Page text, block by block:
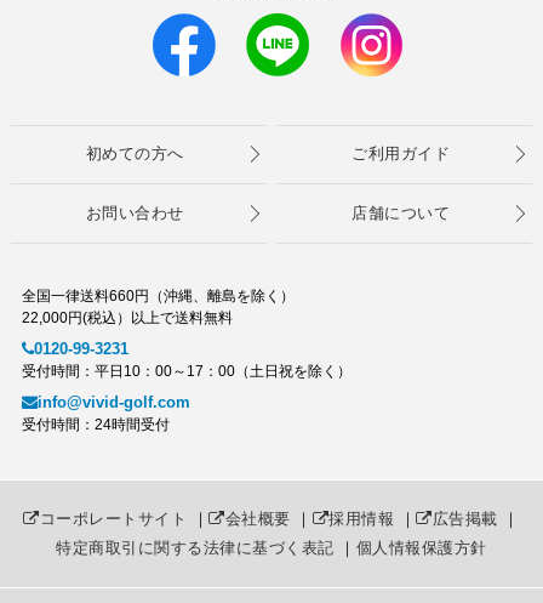
初めての方へ ご利用ガイド
お問い合わせ 店舗について
全国一律送料660円（沖縄、離島を除く）
22,000円(税込）以上で送料無料
0120-99-3231
受付時間：平日10：00～17：00（土日祝を除く）
info@vivid-golf.com
受付時間：24時間受付
コーポレートサイト ｜ 会社概要 ｜ 採用情報 ｜ 広告掲載 ｜
特定商取引に関する法律に基づく表記 ｜ 個人情報保護方針